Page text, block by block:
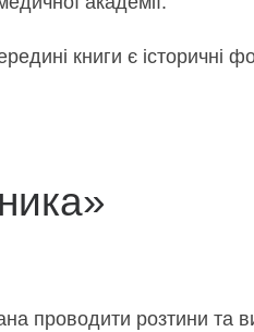
книги є історичні
проводити розтини та